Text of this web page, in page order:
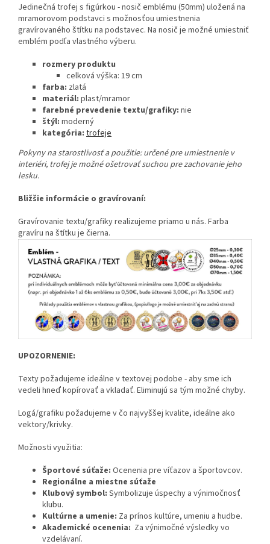
Jedinečná trofej s figúrkou - nosič emblému (50mm) uložená na
mramorovom podstavci s možnosťou umiestnenia
gravírovaného štítku na podstavec. Na nosič je možné umiestniť
emblém podľa vlastného výberu.
rozmery produktu
celková výška: 19 cm
farba: zlatá
materiál: plast/mramor
farebné prevedenie textu/grafiky: nie
štýl: moderný
kategória: trofeje
Pokyny na starostlivosť a použitie: určené pre umiestnenie v
interiéri, trofej je možné ošetrovať suchou pre zachovanie jeho
lesku.
Bližšie informácie o gravírovaní:
Gravírovanie textu/grafiky realizujeme priamo u nás. Farba
gravíru na štítku je čierna.
UPOZORNENIE:
Texty požadujeme ideálne v textovej podobe - aby sme ich
vedeli hneď kopírovať a vkladať. Eliminujú sa tým možné chyby.
Logá/grafiku požadujeme v čo najvyššej kvalite, ideálne ako
vektory/krivky.
Možnosti využitia:
Športové súťaže: Ocenenia pre víťazov a športovcov.
Regionálne a miestne súťaže
Klubový symbol: Symbolizuje úspechy a výnimočnosť
klubu.
Kultúrne a umenie: Za prínos kultúre, umeniu a hudbe.
Akademické ocenenia: Za výnimočné výsledky vo
vzdelávaní.